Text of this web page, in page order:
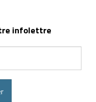
infolettre